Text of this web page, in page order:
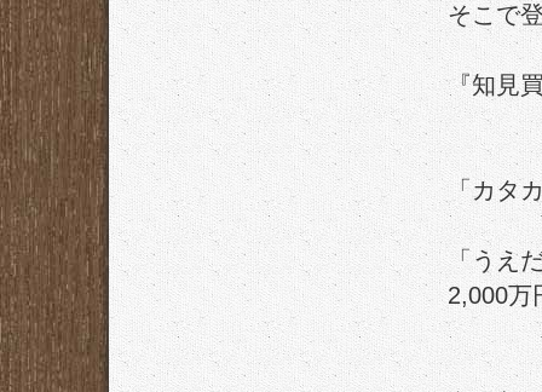
そこで
『知見
「カタ
「うえ
2,000万